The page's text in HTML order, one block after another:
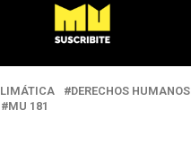
DERECHOS HUMANOS
MU 181